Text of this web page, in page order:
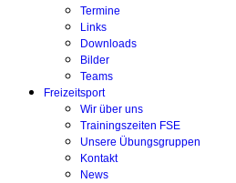
Termine
Links
Downloads
Bilder
Teams
Freizeitsport
Wir über uns
Trainingszeiten FSE
Unsere Übungsgruppen
Kontakt
News